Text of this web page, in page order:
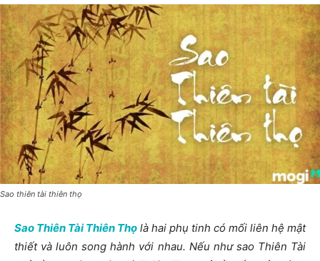
Sao thiên tài thiên thọ
Sao Thiên Tài Thiên Thọ là hai phụ tinh có mối liên hệ mật
thiết và luôn song hành với nhau. Nếu như sao Thiên Tài